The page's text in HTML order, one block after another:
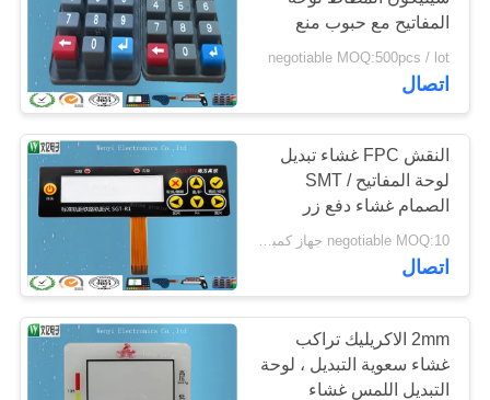
اقتباس
خريطة
الموقع
PRIVACY
POLICY
تبديل غشاء مسطح
13
بالسعة اللمس الدائرة
20
المفاتيح مع حبوب منع
الحمل الكربون
negotiable MOQ:500pcs / lot
اتصال
النقش FPC غشاء تبديل
لوحة المفاتيح / SMT
الصمام غشاء دفع زر
التبديل
negotiable MOQ:10 جهاز كمبيوتر شخصى / الكثير
اتصال
2mm الاكريليك تراكب
غشاء سعوية التبديل ، لوحة
التبديل اللمس غشاء